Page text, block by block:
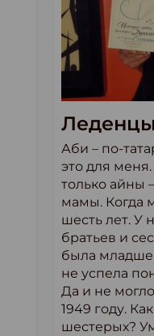
Леденцы
Аби – по-
это для
только айны
мамы. Когда
шесть лет. У
братьев и
была
не успела
Да и не
1949 году.
шестерых?